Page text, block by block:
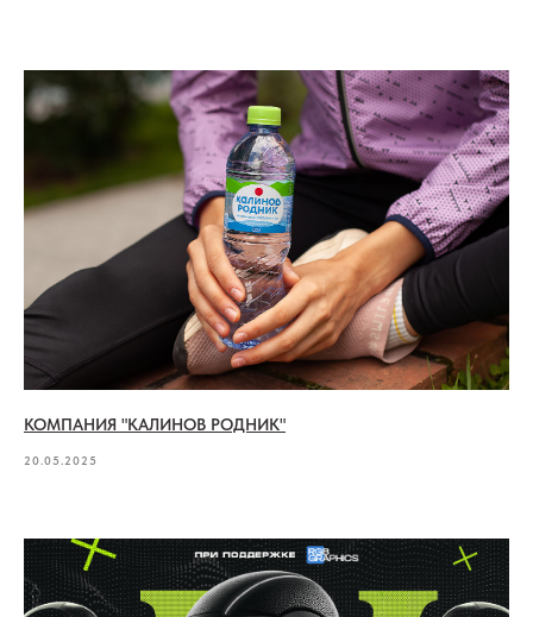
КОМПАНИЯ "КАЛИНОВ РОДНИК"
20.05.2025